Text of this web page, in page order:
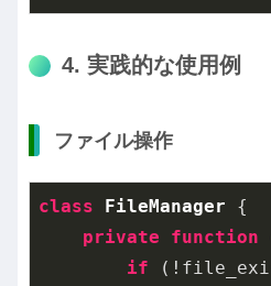
4. 実践的な使用例
ファイル操作
class FileManager
{
private
function
if